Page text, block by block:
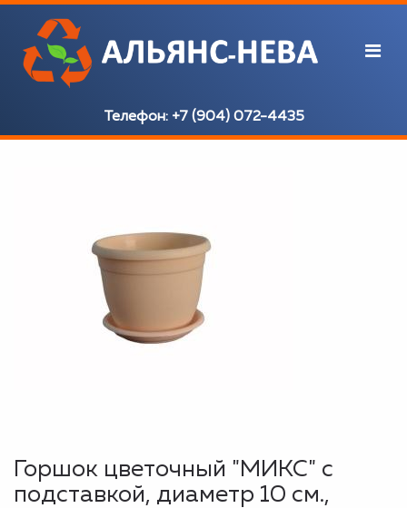
Телефон: +7 (904) 072-4435
Горшок цветочный "МИКС" с
подставкой, диаметр 10 см.,